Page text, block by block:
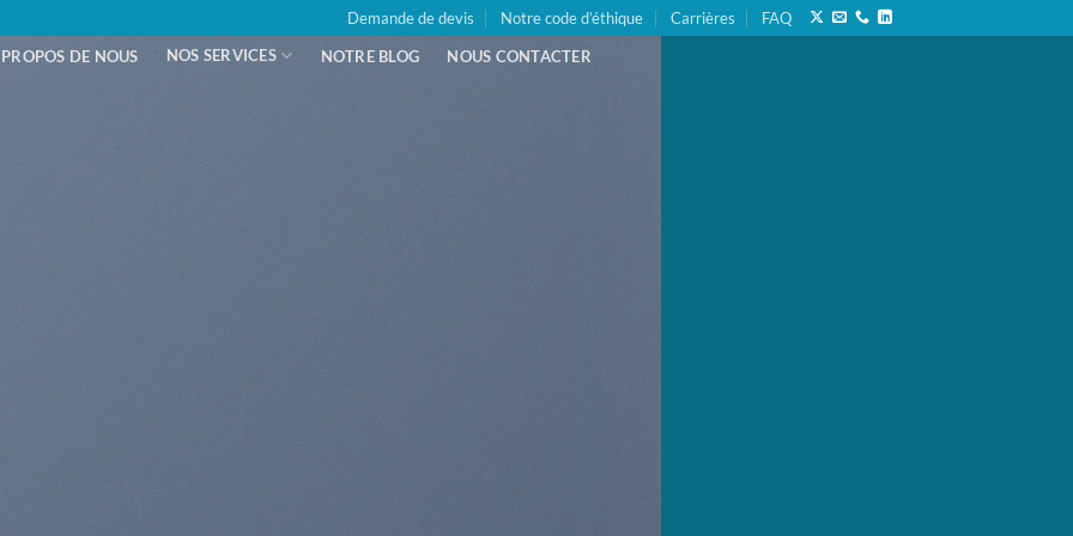
Demande de devis Notre code d’éthique Carrières
FAQ
DE NOUS NOS SERVICES NOTRE BLOG NOUS CONTACTER